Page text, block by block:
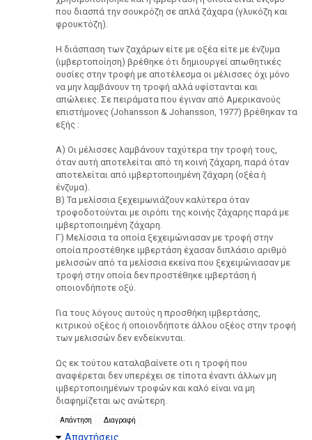
που διασπά την σουκρόζη σε απλά ζάχαρα (γλυκόζη και
φρουκτόζη).
Η διάσπαση των ζαχάρων είτε με οξέα είτε με ένζυμα
(ιμβερτοποίηση) βρέθηκε ότι δημιουργεί απωθητικές
ουσίες στην τροφή με αποτέλεσμα οι μέλισσες όχι μόνο
να μην λαμβάνουν τη τροφή αλλά υφίστανται και
απώλειες. Σε πειράματα που έγιναν από Αμερικανούς
επιστήμονες (Johansson & Johansson, 1977) βρέθηκαν τα
εξής :
Α) Οι μέλισσες λαμβάνουν ταχύτερα την τροφή τους,
όταν αυτή αποτελείται από τη κοινή ζάχαρη, παρά όταν
αποτελείται από ιμβερτοποιημένη ζάχαρη (οξέα ή
ένζυμα).
Β) Τα μελίσσια ξεχειμωνιάζουν καλύτερα όταν
τροφοδοτούνται με σιρόπι της κοινής ζάχαρης παρά με
ιμβερτοποιημένη ζάχαρη.
Γ) Μελίσσια τα οποία ξεχειμώνιασαν με τροφή στην
οποία προστέθηκε ιμβερτάση έχασαν διπλάσιο αριθμό
μελισσών από τα μελίσσια εκείνα που ξεχειμώνιασαν με
τροφή στην οποία δεν προστέθηκε ιμβερτάση ή
οποιονδήποτε οξύ.
Για τους λόγους αυτούς η προσθήκη ιμβερτάσης,
κιτρικού οξέος ή οποιονδήποτε άλλου οξέος στην τροφή
των μελισσών δεν ενδείκνυται.
Ως εκ τούτου καταλαβαίνετε οτι η τροφή που
αναφέρεται δεν υπερέχει σε τίποτα έναντι άλλων μη
ιμβερτοποιημένων τροφών και καλό είναι να μη
διαφημίζεται ως ανώτερη.
Απάντηση Διαγραφή
Απαντήσεις